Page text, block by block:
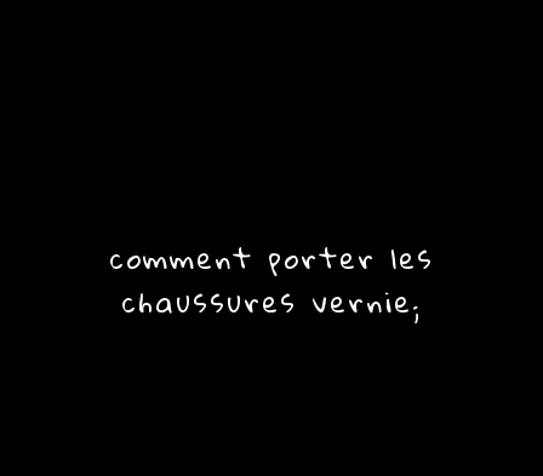
comment porter les
chaussures vernie;